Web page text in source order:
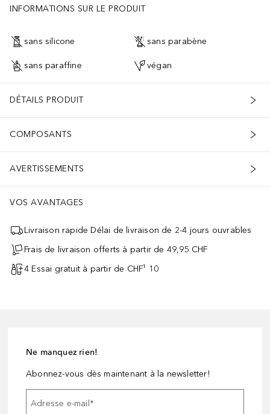
INFORMATIONS SUR LE PRODUIT
sans silicone sans parabène
sans paraffine végan
DÉTAILS PRODUIT
COMPOSANTS
AVERTISSEMENTS
VOS AVANTAGES
Livraison rapide Délai de livraison de 2-4 jours ouvrables
Frais de livraison offerts à partir de 49,95 CHF
4 Essai gratuit à partir de CHF¹ 10
Ne manquez rien!
Abonnez-vous dès maintenant à la newsletter!
Adresse e-mail*